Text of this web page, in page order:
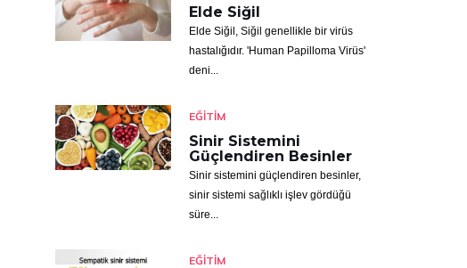
Elde Siğil
Elde Siğil, Siğil genellikle bir virüs
hastalığıdır. 'Human Papilloma Virüs'
deni...
EĞITIM
Sinir Sistemini
Güçlendiren Besinler
Sinir sistemini güçlendiren besinler,
sinir sistemi sağlıklı işlev gördüğü
süre...
EĞITIM